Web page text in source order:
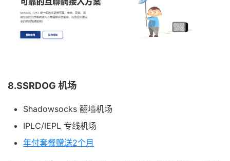
8.SSRDOG 机场
Shadowsocks 翻墙机场
IPLC/IEPL 专线机场
年付套餐赠送2个月